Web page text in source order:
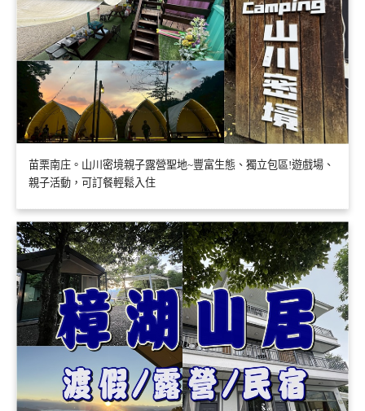
苗栗南庄。山川密境親子露營聖地~豐富生態、獨立包區!遊戲場、
親子活動，可訂餐輕鬆入住